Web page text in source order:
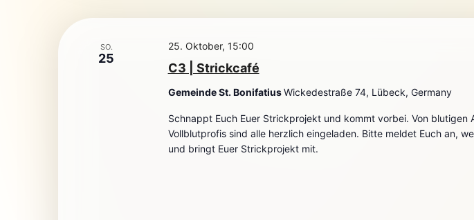
SO.
25
C3 | Strickcafé
25. Oktober, 15:00
Gemeinde St. BonifatiusWickedestraße 74, Lübeck, Germany
Schnappt Euch Euer Strickprojekt und kommt vorbei. Von blutigen
Vollblutprofis sind alle herzlich eingeladen. Bitte meldet Euch an,
und bringt Euer Strickprojekt mit.